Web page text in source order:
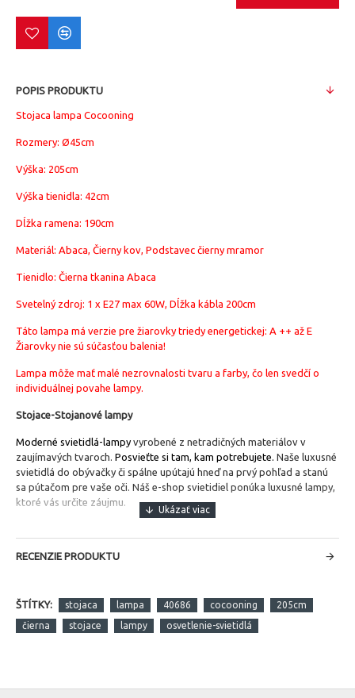
POPIS PRODUKTU
Stojaca lampa Cocooning
Rozmery: Ø45cm
Výška: 205cm
Výška tienidla: 42cm
Dĺžka ramena: 190cm
Materiál: Abaca, Čierny kov, Podstavec čierny mramor
Tienidlo: Čierna tkanina Abaca
Svetelný zdroj: 1 x E27 max 60W, Dĺžka kábla 200cm
Táto lampa má verzie pre žiarovky triedy energetickej: A ++ až E
Žiarovky nie sú súčasťou balenia!
Lampa môže mať malé nezrovnalosti tvaru a farby, čo len svedčí o
individuálnej povahe lampy.
Stojace-Stojanové lampy
Moderné svietidlá-lampy vyrobené z netradičných materiálov v
zaujímavých tvaroch. Posvieťte si tam, kam potrebujete. Naše luxusné
svietidlá do obývačky či spálne upútajú hneď na prvý pohľad a stanú
sa pútačom pre vaše oči. Náš e-shop svietidiel ponúka luxusné lampy,
ktoré vás určite záujmu.
RECENZIE PRODUKTU
ŠTÍTKY: stojaca lampa 40686 cocooning 205cm
čierna stojace lampy osvetlenie-svietidlá